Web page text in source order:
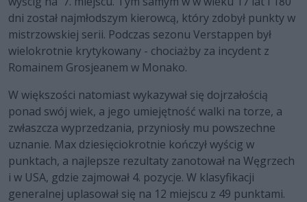
dni został najmłodszym kierowcą, który zdobył punkty w
mistrzowskiej serii. Podczas sezonu Verstappen był
wielokrotnie krytykowany - chociażby za incydent z
Romainem Grosjeanem w Monako.
W większości natomiast wykazywał się dojrzałością
ponad swój wiek, a jego umiejętność walki na torze, a
zwłaszcza wyprzedzania, przyniosły mu powszechne
uznanie. Max dziesięciokrotnie kończył wyścig w
punktach, a najlepsze rezultaty zanotował na Węgrzech
i w USA, gdzie zajmował 4. pozycje. W klasyfikacji
generalnej uplasował się na 12 miejscu z 49 punktami.